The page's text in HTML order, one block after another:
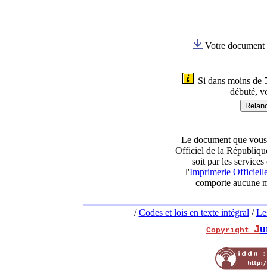
Votre document
Si dans moins de
débuté,
Le document que
Officiel de la
soit par les
l'Imprimerie
comporte aucune
/Codes et lois en texte intégral /
Copyright J